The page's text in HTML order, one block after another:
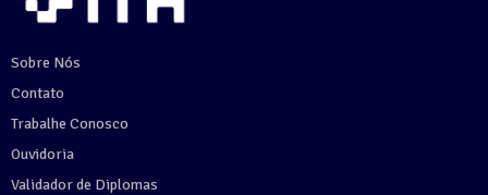
Sobre Nós
Contato
Trabalhe Conosco
Ouvidoria
Validador de Diplomas